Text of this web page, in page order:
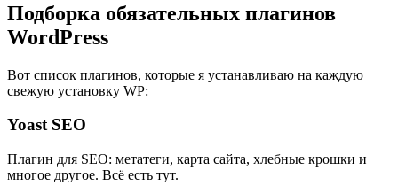
Подборка обязательных плагинов
WordPress
Вот список плагинов, которые я устанавливаю на каждую
свежую установку WP:
Yoast SEO
Плагин для SEO: метатеги, карта сайта, хлебные крошки и
многое другое. Всё есть тут.